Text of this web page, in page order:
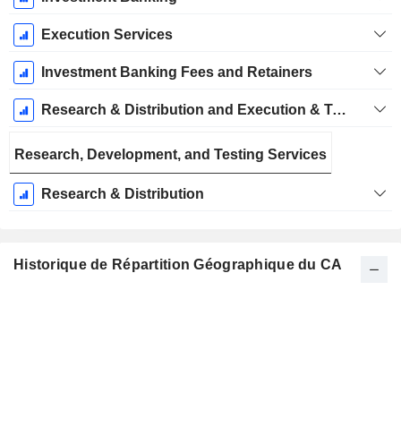
Execution Services
Investment Banking Fees and Retainers
Research & Distribution and Execution & Trading
Research, Development, and Testing Services
Research & Distribution
Historique de Répartition Géographique du CA